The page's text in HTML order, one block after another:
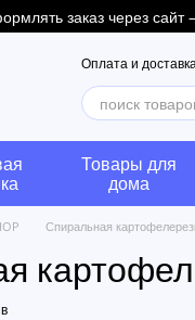
заказ через сайт
Оплата и
Товары для
дома
Спиральная